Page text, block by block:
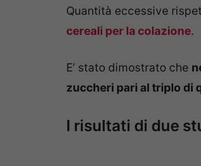
Quantità eccessive
cereali per la colazione.
E’ stato dimostrato che
zuccheri pari al triplo di
I risultati di due